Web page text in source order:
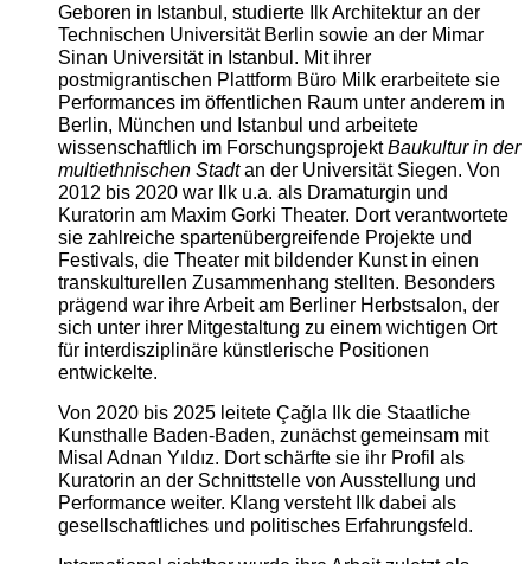
Geboren in Istanbul, studierte Ilk Architektur an der
Technischen Universität Berlin sowie an der Mimar
Sinan Universität in Istanbul. Mit ihrer
postmigrantischen Plattform Büro Milk erarbeitete sie
Performances im öffentlichen Raum unter anderem in
Berlin, München und Istanbul und arbeitete
wissenschaftlich im ForschungsprojektBaukultur in der
multiethnischen Stadtan der Universität Siegen. Von
2012 bis 2020 war Ilk u.a. als Dramaturgin und
Kuratorin am Maxim Gorki Theater. Dort verantwortete
sie zahlreiche spartenübergreifende Projekte und
Festivals, die Theater mit bildender Kunst in einen
transkulturellen Zusammenhang stellten. Besonders
prägend war ihre Arbeit am Berliner Herbstsalon, der
sich unter ihrer Mitgestaltung zu einem wichtigen Ort
für interdisziplinäre künstlerische Positionen
entwickelte.
Von 2020 bis 2025 leitete Çağla Ilk die Staatliche
Kunsthalle Baden-Baden, zunächst gemeinsam mit
Misal Adnan Yıldız. Dort schärfte sie ihr Profil als
Kuratorin an der Schnittstelle von Ausstellung und
Performance weiter. Klang versteht Ilk dabei als
gesellschaftliches und politisches Erfahrungsfeld.